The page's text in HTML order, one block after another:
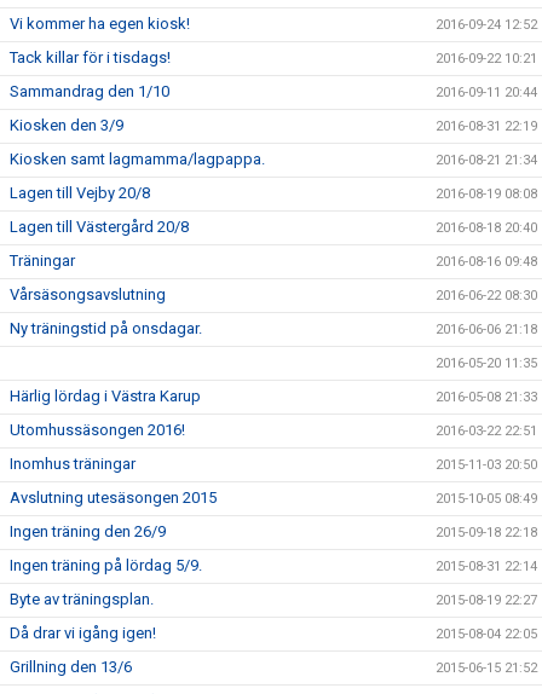
Vi kommer ha egen kiosk! 2016-09-24 12:52
Tack killar för i tisdags! 2016-09-22 10:21
Sammandrag den 1/10 2016-09-11 20:44
Kiosken den 3/9 2016-08-31 22:19
Kiosken samt lagmamma/lagpappa. 2016-08-21 21:34
Lagen till Vejby 20/8 2016-08-19 08:08
Lagen till Västergård 20/8 2016-08-18 20:40
Träningar 2016-08-16 09:48
Vårsäsongsavslutning 2016-06-22 08:30
Ny träningstid på onsdagar. 2016-06-06 21:18
2016-05-20 11:35
Härlig lördag i Västra Karup 2016-05-08 21:33
Utomhussäsongen 2016! 2016-03-22 22:51
Inomhus träningar 2015-11-03 20:50
Avslutning utesäsongen 2015 2015-10-05 08:49
Ingen träning den 26/9 2015-09-18 22:18
Ingen träning på lördag 5/9. 2015-08-31 22:14
Byte av träningsplan. 2015-08-19 22:27
Då drar vi igång igen! 2015-08-04 22:05
Grillning den 13/6 2015-06-15 21:52